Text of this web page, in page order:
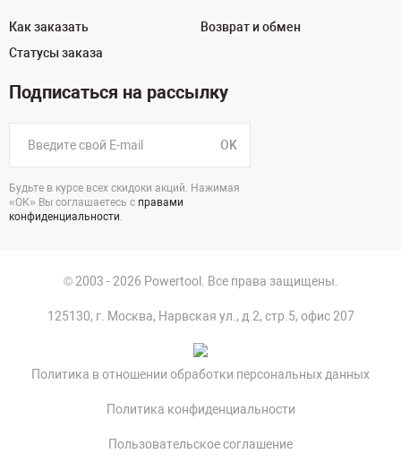
Как заказать
Статусы заказа
Возврат и обмен
Подписаться на рассылку
OK
Будьте в курсе всех скидоки акций. Нажимая
«ОК» Вы соглашаетесь с правами
конфиденциальности.
© 2003 - 2026 Powertool. Все права защищены.
125130, г. Москва, Нарвская ул., д.2, стр.5, офис 207
Политика в отношении обработки персональных данных
Политика конфиденциальности
Пользовательское соглашение